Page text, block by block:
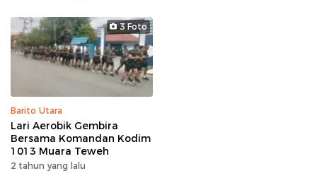
3 Foto
Barito Utara
Lari Aerobik Gembira
Bersama Komandan Kodim
1013 Muara Teweh
2 tahun yang lalu